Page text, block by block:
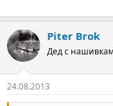
Piter Brok
Дед с
24.08.2013